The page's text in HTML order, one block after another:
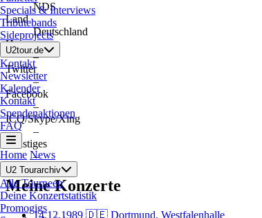
Specials & Interviews
Tributebands
Sideprojects
U2tour.de
Kontakt
Newsletter
Kalender
Kontakt
Spendenaktionen
FAQ
Home News
U2 Tourarchiv
Alle Tourneen
Deine Konzertstatistik
Promogigs
NDS
Land
Deutschland
Homepage
–
Twitter
–
Facebook
–
ICQ/Skype/Xing
–
Sonstiges
–
Meine Konzerte
14.12.1989 🇩🇪 Dortmund, Westfalenhalle